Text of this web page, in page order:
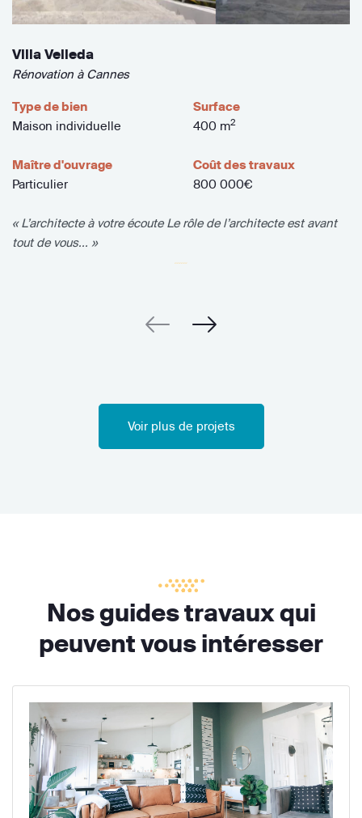
Villa Velleda
Rénovation à Cannes
Type de bien
Maison individuelle
Surface
400 m2
Maître d'ouvrage
Particulier
Coût des travaux
800 000€
« L’architecte à votre écoute Le rôle de l’architecte est avant
tout de vous... »
Voir plus de projets
Nos guides travaux qui
peuvent vous intéresser